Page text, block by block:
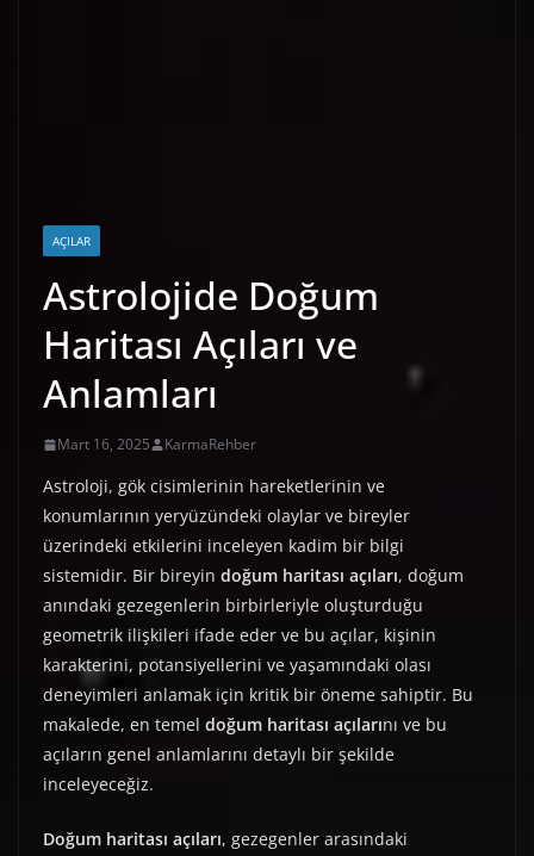
AÇILAR
Astrolojide Doğum
Haritası Açıları ve
Anlamları
Mart 16, 2025 KarmaRehber
Astroloji, gök cisimlerinin hareketlerinin ve
konumlarının yeryüzündeki olaylar ve bireyler
üzerindeki etkilerini inceleyen kadim bir bilgi
sistemidir. Bir bireyin doğum haritası açıları, doğum
anındaki gezegenlerin birbirleriyle oluşturduğu
geometrik ilişkileri ifade eder ve bu açılar, kişinin
karakterini, potansiyellerini ve yaşamındaki olası
deneyimleri anlamak için kritik bir öneme sahiptir. Bu
makalede, en temel doğum haritası açılarını ve bu
açıların genel anlamlarını detaylı bir şekilde
inceleyeceğiz.
Doğum haritası açıları, gezegenler arasındaki